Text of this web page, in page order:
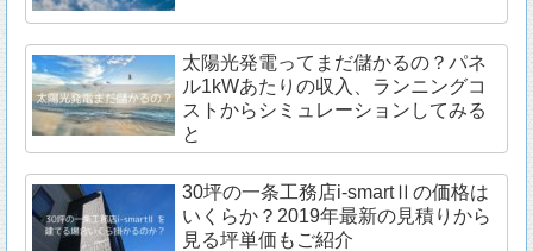
太陽光発電ってまだ儲かるの？パネ
ル1kWあたりの収入、ランニングコ
ストからシミュレーションしてみる
と
30坪の一条工務店i-smartⅡの価格は
いくらか？2019年最新の見積りから
見る坪単価もご紹介